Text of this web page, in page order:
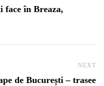
face în Breaza,
NEXT
de București – trasee